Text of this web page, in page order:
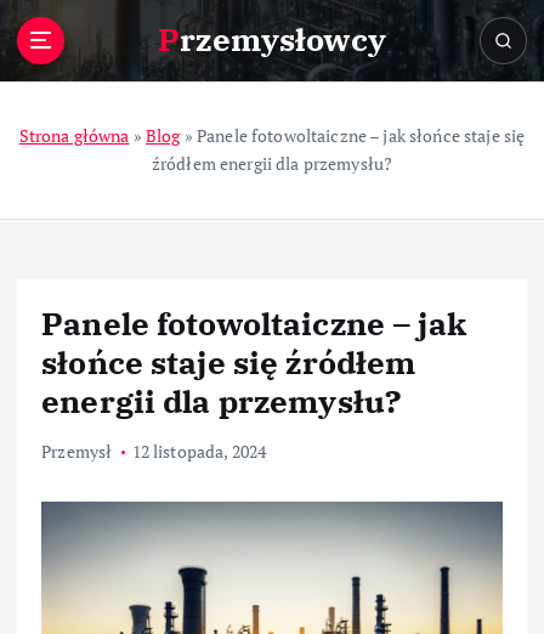
Przemysłowcy
Strona główna »Blog»Panele fotowoltaiczne – jak słońce staje się
źródłem energii dla przemysłu?
Panele fotowoltaiczne – jak
słońce staje się źródłem
energii dla przemysłu?
Przemysł 12 listopada, 2024